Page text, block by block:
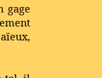
gage